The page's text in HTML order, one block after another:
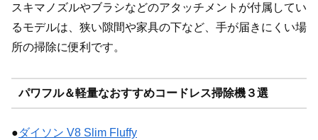
スキマノズルやブラシなどのアタッチメントが付属してい
るモデルは、狭い隙間や家具の下など、手が届きにくい場
所の掃除に便利です。
パワフル＆軽量なおすすめコードレス掃除機３選
●ダイソン V8 Slim Fluffy